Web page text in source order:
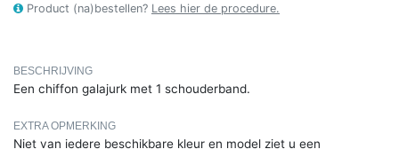
Product (na)bestellen? Lees hier de procedure.
BESCHRIJVING
Een chiffon galajurk met 1 schouderband.
EXTRA OPMERKING
Niet van iedere beschikbare kleur en model ziet u een